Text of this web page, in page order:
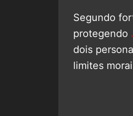
Segundo
protegendo
dois
limites